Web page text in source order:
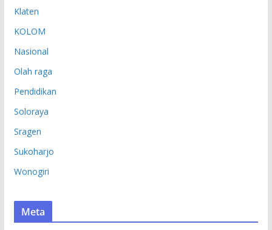
Klaten
KOLOM
Nasional
Olah raga
Pendidikan
Soloraya
Sragen
Sukoharjo
Wonogiri
Meta